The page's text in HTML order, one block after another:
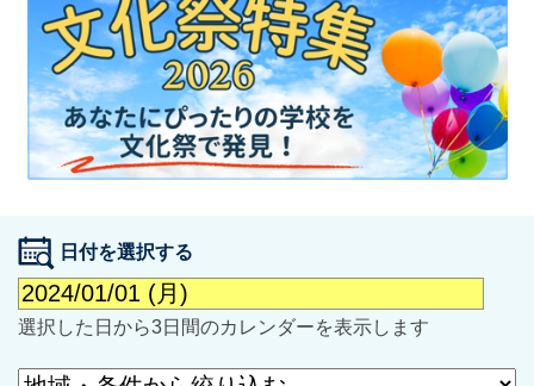
最近見た学校
学校閲覧履歴はありません
ブックマークした学校
ブックマークした学校はありません
日付を選択する
選択した日から3日間のカレンダーを表示します